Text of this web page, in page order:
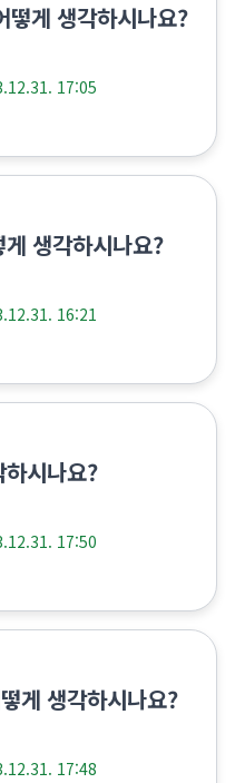
게 생각하시나요?
17:05
생각하시나요?
16:21
시나요?
17:50
게 생각하시나요?
17:48